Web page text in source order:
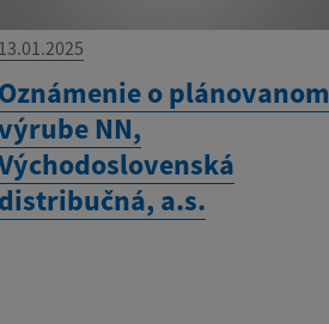
13.01.2025
Oznámenie o plánovanom
NN,
distribučná, a.s.